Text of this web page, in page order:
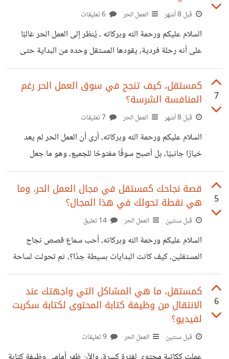
قبل 8 أشهر العمل الحر
السلام عليكم ورحمة الله وبركاته ، يُنظر إلى العمل الحر غالبًا
على أنه رحلة فردية، يقودها المستقل وحده من البداية حتى
التسليم. لكن التجربة العملية تثبت أن العمل الجماعي قد يكون
نقطة تحوّل حقيقية في مسار المستقل، لا انتقاصًا من استقلاله،
تجربتي في العمل الحر؟ أنا أميمة أحب العمل مع فريق واع
ومتعاون، فالعمل ضمن فريق، لا يصبح المستقل مسؤولًا عن كل
التفاصيل وحده، بل يركّز على نقاط قوته، مما
7
كمستقل، كيف تنجح في سوق العمل الحر رغم
المنافسة الشرسة؟
قبل 8 أشهر العمل الحر
السلام عليكم ورحمة الله وبركاته، أرى أن العمل الحر لم يعد
خيارًا جانبيًا، بل أصبح سوقًا مفتوحًا للجميع، وهو ما جعل
المنافسة فيه أكثر شراسة من أي وقت مضى. لكن السؤال
الحقيقي ليس: هل المنافسة قوية؟ بل: كيف تثبت نفسك داخل
هذا الزحام دون أن تفقد قيمتك أو شغفك؟ أولًا: لماذا أصبحت
المنافسة في العمل الحر أقوى؟ فسهولة الدخول للمجال دون
عوائق حقيقية، وزيادة عدد المستقلين مقابل وعي أقل بالسوق،
كما أن اعتماد كثيرين على خفض الأسعار بدل رفع القيمة
5
قصة نجاحك كمستقل في مجال العمل الحر، وما
هي نقطة تحولك في هذا المجال؟
قبل سنتين العمل الحر
السلام عليكم ورحمة الله وبركاته، أحب سماع قصص نجاح
المستقلين، كيف كانت البدايات بسيطة جدًا؟، ثم تحولت لساحة
لعمل كبير وواسع، هي تحفز المبتدئين في المجال، لذا كتبت هذه
المساهمة حتى أستمتع بسماع كثيرًا من قصص نجاحكم.
6
كمستقل، ما هي المشاكل التي واجهتك عند
الانتقال من وظيفة كتابة المحتوى لكتابة سكربت
لفيديو؟
قبل سنتين العمل الحر